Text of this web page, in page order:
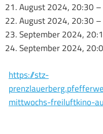
August 2024, 20:30
August 2024, 20:30
September 2024,
September 2024,
https://stz-
mittwochs-freiluftkino-